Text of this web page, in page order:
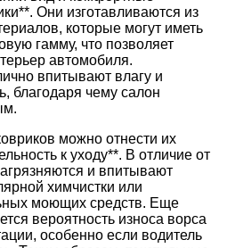
Они изготавливаются из
которые могут иметь
гамму, что позволяет
автомобиля.
впитывают влагу и
благодаря чему салон
можно отнести их
к уходу**. В отличие от
и впитывают
химчистки или
моющих средств. Еще
вероятность износа ворса
особенно если водитель